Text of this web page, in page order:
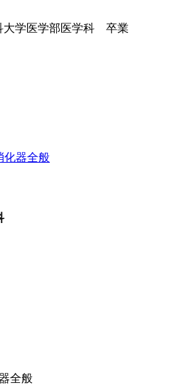
大学医学部医学科 卒業
化器全般
全般